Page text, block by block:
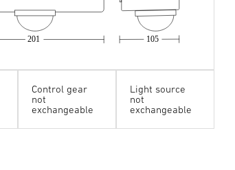
105
201
Control gear
not
exchangeable
Light source
not
exchangeable